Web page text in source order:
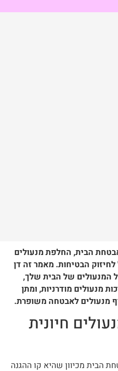
הבית, החלפת מנעולים
הבטיחות. מאמר זה דן
המנעולים של הבית שלך,
מנעולים מודרניות, ומתן
מנעולים לאבטחה משופרת.
חיונית
הבית מכיוון שהיא קו ההגנה